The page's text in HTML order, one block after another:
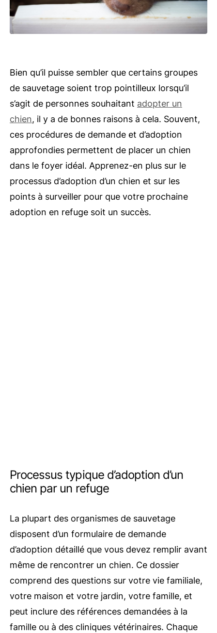
Bien qu’il puisse sembler que certains groupes
de sauvetage soient trop pointilleux lorsqu’il
s’agit de personnes souhaitant adopter un
chien, il y a de bonnes raisons à cela. Souvent,
ces procédures de demande et d’adoption
approfondies permettent de placer un chien
dans le foyer idéal. Apprenez-en plus sur le
processus d’adoption d’un chien et sur les
points à surveiller pour que votre prochaine
adoption en refuge soit un succès.
Processus typique d’adoption d’un
chien par un refuge
La plupart des organismes de sauvetage
disposent d’un formulaire de demande
d’adoption détaillé que vous devez remplir avant
même de rencontrer un chien. Ce dossier
comprend des questions sur votre vie familiale,
votre maison et votre jardin, votre famille, et
peut inclure des références demandées à la
famille ou à des cliniques vétérinaires. Chaque